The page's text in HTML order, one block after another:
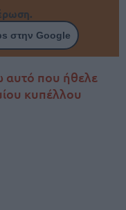
στην Google
αυτό που ήθελε
κυπέλλου